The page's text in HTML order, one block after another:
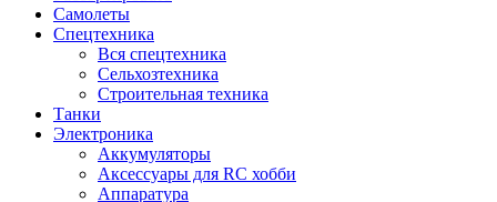
Самолеты
Спецтехника
Вся спецтехника
Сельхозтехника
Строительная техника
Танки
Электроника
Аккумуляторы
Аксессуары для RC хобби
Аппаратура